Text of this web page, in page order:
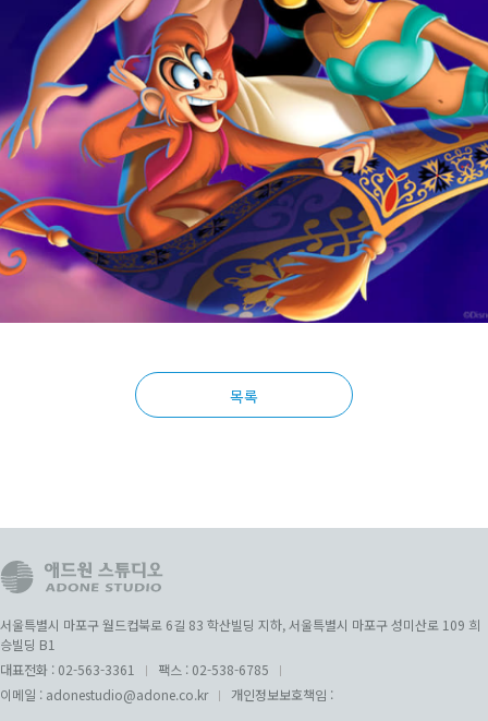
목록
서울특별시 마포구 월드컵북로 6길 83 학산빌딩 지하, 서울특별시 마포구 성미산로 109 희
승빌딩 B1
대표전화 : 02-563-3361 팩스 : 02-538-6785
이메일 : adonestudio@adone.co.kr 개인정보보호책임 :